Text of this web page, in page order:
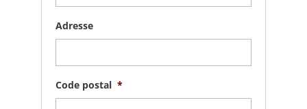
Adresse
Code postal *